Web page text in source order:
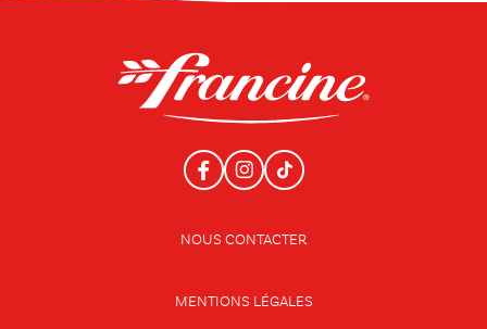
NOUS CONTACTER
MENTIONS LÉGALES